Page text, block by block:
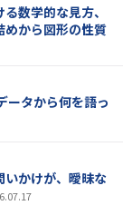
数学的な見方、
めから図形の性質
ータから何を語っ
いかけが、曖昧な